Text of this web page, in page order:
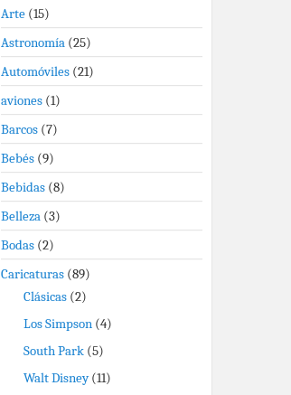
Arte (15)
Astronomía (25)
Automóviles (21)
aviones (1)
Barcos (7)
Bebés (9)
Bebidas (8)
Belleza (3)
Bodas (2)
Caricaturas (89)
Clásicas (2)
Los Simpson (4)
South Park (5)
Walt Disney(11)